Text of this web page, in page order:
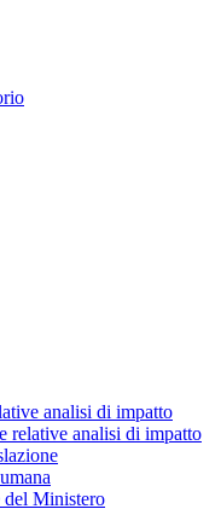
analisi di impatto
relative analisi di impatto
del Ministero